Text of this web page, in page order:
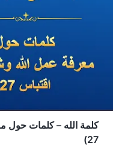
كلمة الله – كلمات حول
27)